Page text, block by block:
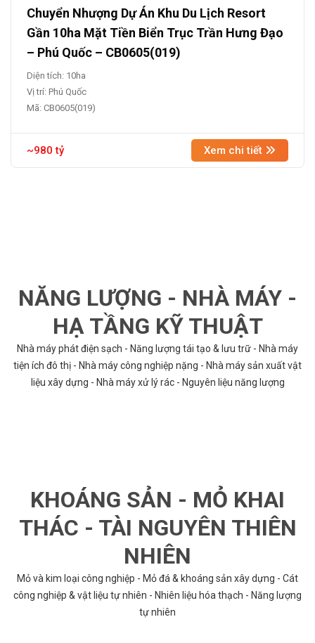
Chuyển Nhượng Dự Án Khu Du Lịch Resort
Gần 10ha Mặt Tiền Biển Trục Trần Hưng Đạo
– Phú Quốc – CB0605(019)
Diện tích: 10ha
Vị trí: Phú Quốc
Mã: CB0605(019)
~980 tỷ Xem chi tiết
NĂNG LƯỢNG - NHÀ MÁY -
HẠ TẦNG KỸ THUẬT
Nhà máy phát điện sạch - Năng lượng tái tạo & lưu trữ - Nhà máy
tiện ích đô thị - Nhà máy công nghiệp nặng - Nhà máy sản xuất vật
liệu xây dựng - Nhà máy xử lý rác - Nguyên liệu năng lượng
KHOÁNG SẢN - MỎ KHAI
THÁC - TÀI NGUYÊN THIÊN
NHIÊN
Mỏ và kim loại công nghiệp - Mỏ đá & khoáng sản xây dựng - Cát
công nghiệp & vật liệu tự nhiên - Nhiên liệu hóa thạch - Năng lượng
tự nhiên